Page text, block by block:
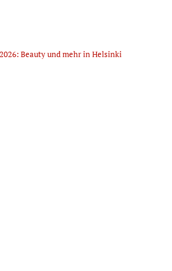
Beauty und mehr in Helsinki